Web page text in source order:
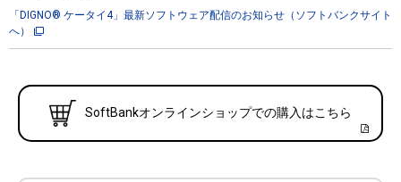
「DIGNO® ケータイ4」最新ソフトウェア配信のお知らせ（ソフトバンクサイト
へ）
SoftBankオンラインショップでの購入はこちら